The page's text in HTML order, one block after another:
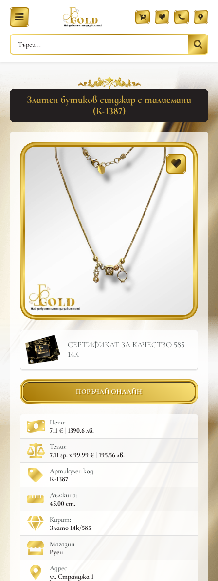
Златен бутиков синджир с талисмани
(К-1387)
СЕРТИФИКАТ ЗА КАЧЕСТВО 585
14К
ПОРЪЧАЙ ОНЛАЙН
Цена:
711 € | 1390.6 лв.
Тегло:
7.11 гр. x 99.99 € | 195.56 лв.
Артикулен код:
К-1387
Дължина:
45.00 cm.
Карат:
Злато 14к/585
Mагазин:
Руен
Адрес:
ул. Странджа 1